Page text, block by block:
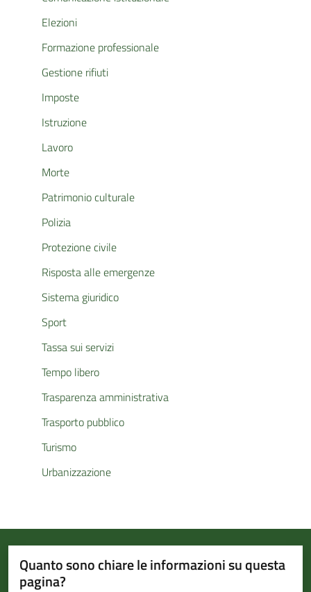
Elezioni
Formazione professionale
Gestione rifiuti
Imposte
Istruzione
Lavoro
Morte
Patrimonio culturale
Polizia
Protezione civile
Risposta alle emergenze
Sistema giuridico
Sport
Tassa sui servizi
Tempo libero
Trasparenza amministrativa
Trasporto pubblico
Turismo
Urbanizzazione
Quanto sono chiare le informazioni su questa
pagina?